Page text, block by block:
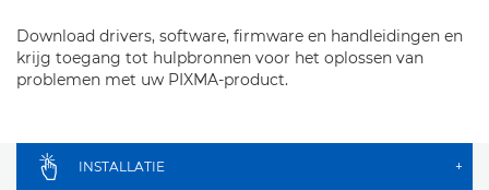
Download drivers, software, firmware en handleidingen en
krijg toegang tot hulpbronnen voor het oplossen van
problemen met uw PIXMA-product.
INSTALLATIE +